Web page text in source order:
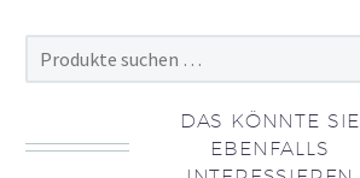
DAS KÖNNTE SIE
EBENFALLS